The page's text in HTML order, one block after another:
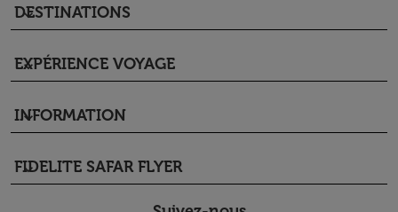
DESTINATIONS
keyboard_arrow_down
EXPÉRIENCE VOYAGE
keyboard_arrow_down
INFORMATION
keyboard_arrow_down
FIDELITE SAFAR FLYER
keyboard_arrow_down